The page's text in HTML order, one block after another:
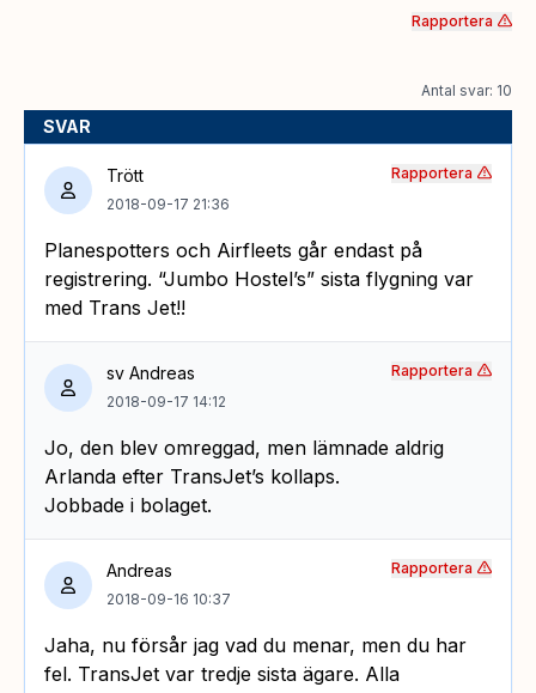
Rapportera
Antal svar: 10
SVAR
Trött
2018-09-17 21:36
Planespotters och Airfleets går endast på
registrering. “Jumbo Hostel’s” sista flygning var
med Trans Jet!!
Rapportera
sv Andreas
2018-09-17 14:12
Jo, den blev omreggad, men lämnade aldrig
Arlanda efter TransJet’s kollaps.
Jobbade i bolaget.
Rapportera
Andreas
2018-09-16 10:37
Jaha, nu försår jag vad du menar, men du har
fel. TransJet var tredje sista ägare. Alla
Rapportera